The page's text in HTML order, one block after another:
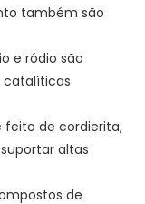
também são
e ródio são
catalíticas
feito de cordierita,
altas
de